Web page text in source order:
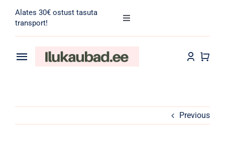
content
Alates 30€ ostust tasuta
transport!
Toggle
for:
Toggle
Previous